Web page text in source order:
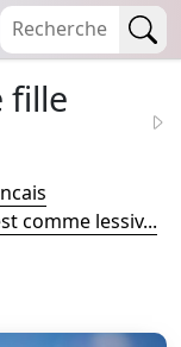
fille
comme lessiv...